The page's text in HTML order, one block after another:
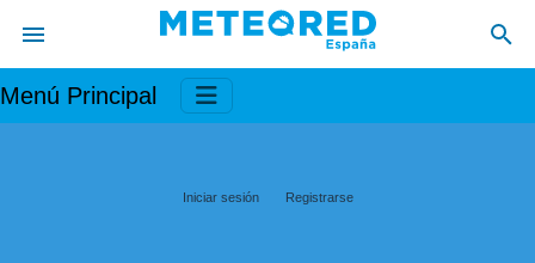
Menú Principal
Iniciar sesión Registrarse